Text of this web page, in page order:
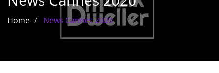
Les films par
Home News Cannes 2020